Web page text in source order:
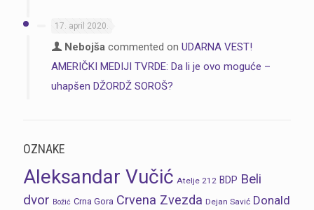
17. april 2020.
Nebojša commented on UDARNA VEST!
AMERIČKI MEDIJI TVRDE: Da li je ovo moguće –
uhapšen DŽORDŽ SOROŠ?
OZNAKE
Aleksandar Vučić Atelje 212 BDP Beli
dvor Božić Crna Gora Crvena Zvezda Dejan Savić Donald